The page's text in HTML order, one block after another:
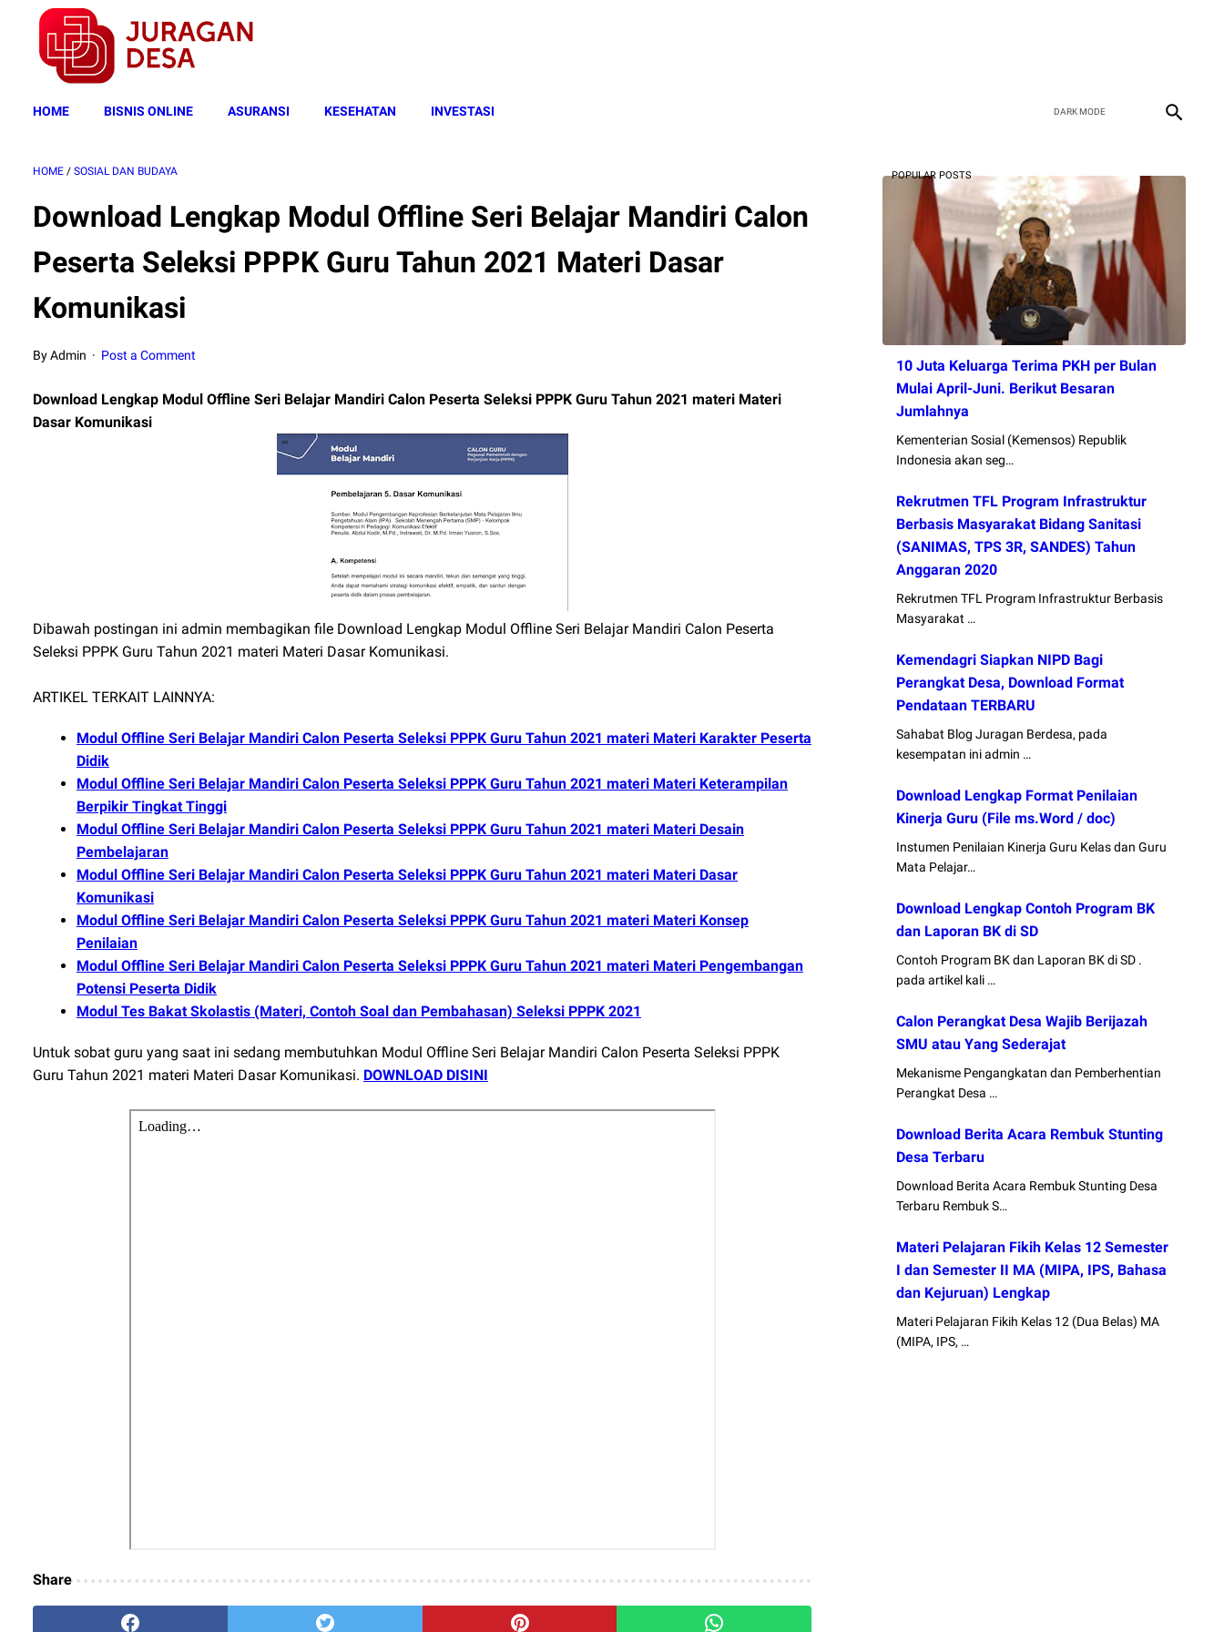
HOME BISNIS ONLINE ASURANSI KESEHATAN INVESTASI
HOME / SOSIAL DAN BUDAYA
Download Lengkap Modul Offline Seri Belajar Mandiri Calon
Peserta Seleksi PPPK Guru Tahun 2021 Materi Dasar
Komunikasi
By Admin Post a Comment
Download Lengkap Modul Offline Seri Belajar Mandiri Calon Peserta Seleksi PPPK Guru Tahun 2021 materi Materi
Dasar Komunikasi
Dibawah postingan ini admin membagikan file Download Lengkap Modul Offline Seri Belajar Mandiri Calon Peserta
Seleksi PPPK Guru Tahun 2021 materi Materi Dasar Komunikasi.
ARTIKEL TERKAIT LAINNYA:
Modul Offline Seri Belajar Mandiri Calon Peserta Seleksi PPPK Guru Tahun 2021 materi Materi Karakter Peserta
Didik
Modul Offline Seri Belajar Mandiri Calon Peserta Seleksi PPPK Guru Tahun 2021 materi Materi Keterampilan
Berpikir Tingkat Tinggi
Modul Offline Seri Belajar Mandiri Calon Peserta Seleksi PPPK Guru Tahun 2021 materi Materi Desain
Pembelajaran
Modul Offline Seri Belajar Mandiri Calon Peserta Seleksi PPPK Guru Tahun 2021 materi Materi Dasar
Komunikasi
Modul Offline Seri Belajar Mandiri Calon Peserta Seleksi PPPK Guru Tahun 2021 materi Materi Konsep
Penilaian
Modul Offline Seri Belajar Mandiri Calon Peserta Seleksi PPPK Guru Tahun 2021 materi Materi Pengembangan
Potensi Peserta Didik
Modul Tes Bakat Skolastis (Materi, Contoh Soal dan Pembahasan) Seleksi PPPK 2021
Untuk sobat guru yang saat ini sedang membutuhkan Modul Offline Seri Belajar Mandiri Calon Peserta Seleksi PPPK
Guru Tahun 2021 materi Materi Dasar Komunikasi. DOWNLOAD DISINI
Share
POPULAR POSTS
10 Juta Keluarga Terima PKH per Bulan
Mulai April-Juni. Berikut Besaran
Jumlahnya
Kementerian Sosial (Kemensos) Republik
Indonesia akan seg…
Rekrutmen TFL Program Infrastruktur
Berbasis Masyarakat Bidang Sanitasi
(SANIMAS, TPS 3R, SANDES) Tahun
Anggaran 2020
Rekrutmen TFL Program Infrastruktur Berbasis
Masyarakat …
Kemendagri Siapkan NIPD Bagi
Perangkat Desa, Download Format
Pendataan TERBARU
Sahabat Blog Juragan Berdesa, pada
kesempatan ini admin …
Download Lengkap Format Penilaian
Kinerja Guru (File ms.Word / doc)
Instumen Penilaian Kinerja Guru Kelas dan Guru
Mata Pelajar…
Download Lengkap Contoh Program BK
dan Laporan BK di SD
Contoh Program BK dan Laporan BK di SD .
pada artikel kali …
Calon Perangkat Desa Wajib Berijazah
SMU atau Yang Sederajat
Mekanisme Pengangkatan dan Pemberhentian
Perangkat Desa …
Download Berita Acara Rembuk Stunting
Desa Terbaru
Download Berita Acara Rembuk Stunting Desa
Terbaru Rembuk S…
Materi Pelajaran Fikih Kelas 12 Semester
I dan Semester II MA (MIPA, IPS, Bahasa
dan Kejuruan) Lengkap
Materi Pelajaran Fikih Kelas 12 (Dua Belas) MA
(MIPA, IPS, …